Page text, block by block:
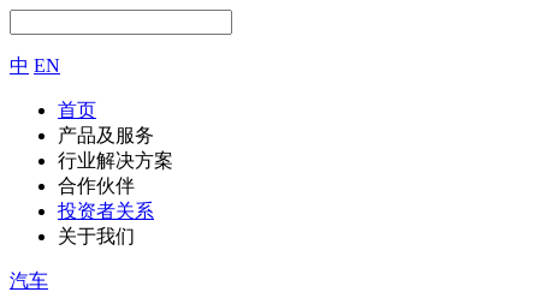
中 EN
首页
产品及服务
行业解决方案
合作伙伴
投资者关系
关于我们
汽车